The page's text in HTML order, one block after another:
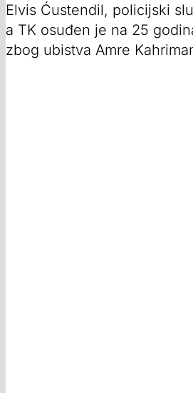
Elvis Ćustendil, policijski
a TK osuđen je na 25
zbog ubistva Amre